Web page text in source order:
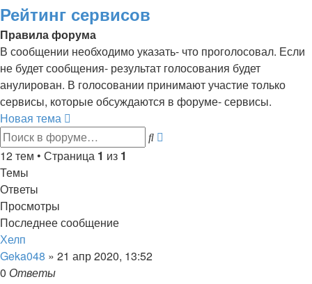
Рейтинг сервисов
Правила форума
В сообщении необходимо указать- что проголосовал. Если
не будет сообщения- результат голосования будет
анулирован. В голосовании принимают участие только
сервисы, которые обсуждаются в форуме- сервисы.
Новая тема
Поиск
12 тем • Страница 1 из 1
Темы
Ответы
Просмотры
Последнее сообщение
Хелп
Geka048 » 21 апр 2020, 13:52
0 Ответы